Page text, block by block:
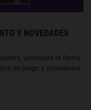
Y NOVEDADES
¡descubre la fecha
de juego y novedades